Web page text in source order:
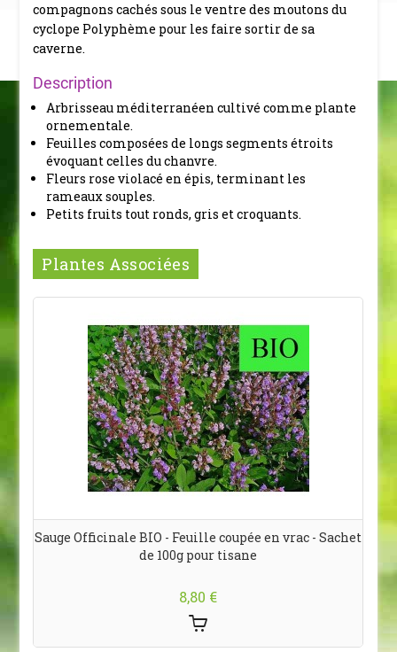
compagnons cachés sous le ventre des moutons du
cyclope Polyphème pour les faire sortir de sa
caverne.
Description
Arbrisseau méditerranéen cultivé comme plante
ornementale.
Feuilles composées de longs segments étroits
évoquant celles du chanvre.
Fleurs rose violacé en épis, terminant les
rameaux souples.
Petits fruits tout ronds, gris et croquants.
Plantes Associées
Sauge Officinale BIO - Feuille coupée en vrac - Sachet
de 100g pour tisane
8,80 €